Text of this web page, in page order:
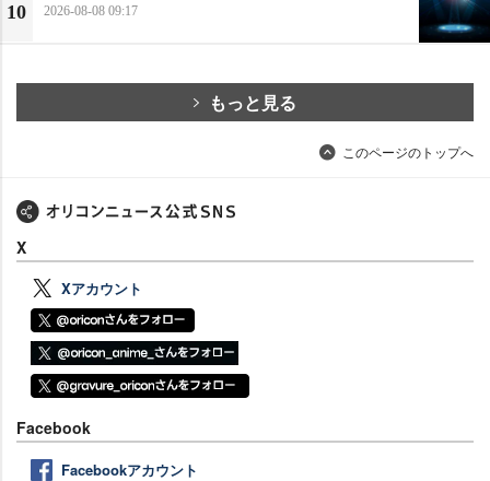
10 2026-08-08 09:17
もっと見る
このページのトップへ
X
Xアカウント
Facebook
Facebookアカウント